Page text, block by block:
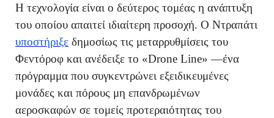
Η τεχνολογία είναι ο δεύτερος τομέας η ανάπτυξη
του οποίου απαιτεί ιδιαίτερη προσοχή. Ο Ντραπάτι
υποστήριξε δημοσίως τις μεταρρυθμίσεις του
Φεντόροφ και ανέδειξε το «Drone Line» —ένα
πρόγραμμα που συγκεντρώνει εξειδικευμένες
μονάδες και πόρους μη επανδρωμένων
αεροσκαφών σε τομείς προτεραιότητας του